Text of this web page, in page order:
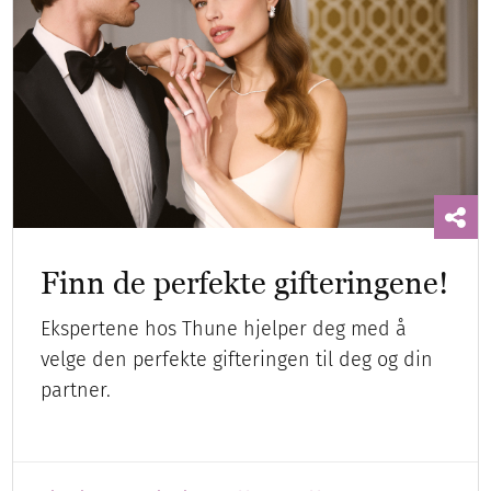
Finn de perfekte gifteringene!
Ekspertene hos Thune hjelper deg med å
velge den perfekte gifteringen til deg og din
partner.